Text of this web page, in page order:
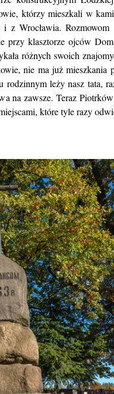
którzy mieszkali w
z Wrocławia.
klasztorze ojców
różnych swoich
nie ma już
leży nasz tata,
na zawsze. Teraz
które tyle razy